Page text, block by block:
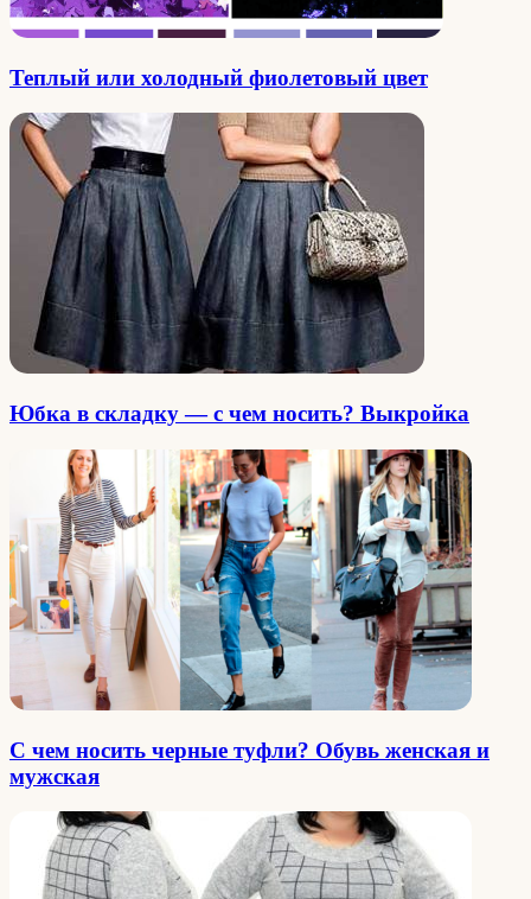
Теплый или холодный фиолетовый цвет
Юбка в складку — с чем носить? Выкройка
С чем носить черные туфли? Обувь женская и
мужская